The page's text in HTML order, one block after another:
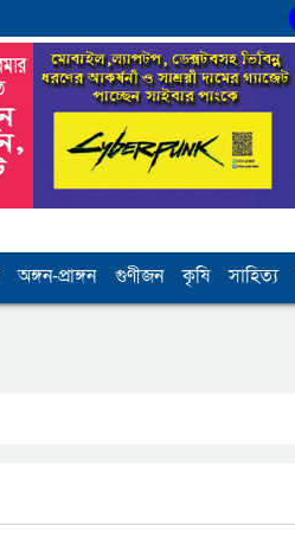
অঙ্গন-প্রাঙ্গন গুণীজন কৃষি সাহিত্য